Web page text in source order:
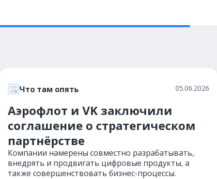
Что там опять 05.06.2026
Аэрофлот и VK заключили
соглашение о стратегическом
партнёрстве
Компании намерены совместно разрабатывать,
внедрять и продвигать цифровые продукты, а
также совершенствовать бизнес-процессы.